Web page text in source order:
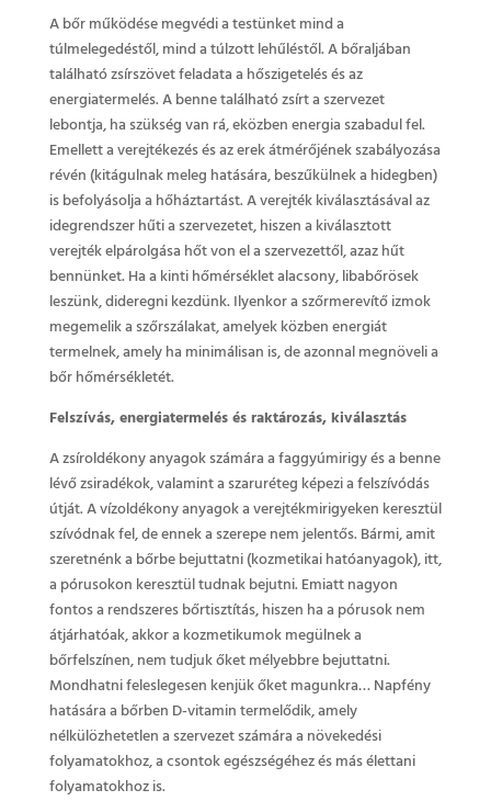
A bőr működése megvédi a testünket mind a
túlmelegedéstől, mind a túlzott lehűléstől. A bőraljában
található zsírszövet feladata a hőszigetelés és az
energiatermelés. A benne található zsírt a szervezet
lebontja, ha szükség van rá, eközben energia szabadul fel.
Emellett a verejtékezés és az erek átmérőjének szabályozása
révén (kitágulnak meleg hatására, beszűkülnek a hidegben)
is befolyásolja a hőháztartást. A verejték kiválasztásával az
idegrendszer hűti a szervezetet, hiszen a kiválasztott
verejték elpárolgása hőt von el a szervezettől, azaz hűt
bennünket. Ha a kinti hőmérséklet alacsony, libabőrösek
leszünk, dideregni kezdünk. Ilyenkor a szőrmerevítő izmok
megemelik a szőrszálakat, amelyek közben energiát
termelnek, amely ha minimálisan is, de azonnal megnöveli a
bőr hőmérsékletét.
Felszívás, energiatermelés és raktározás, kiválasztás
A zsíroldékony anyagok számára a faggyúmirigy és a benne
lévő zsiradékok, valamint a szaruréteg képezi a felszívódás
útját. A vízoldékony anyagok a verejtékmirigyeken keresztül
szívódnak fel, de ennek a szerepe nem jelentős. Bármi, amit
szeretnénk a bőrbe bejuttatni (kozmetikai hatóanyagok), itt,
a pórusokon keresztül tudnak bejutni. Emiatt nagyon
fontos a rendszeres bőrtisztítás, hiszen ha a pórusok nem
átjárhatóak, akkor a kozmetikumok megülnek a
bőrfelszínen, nem tudjuk őket mélyebbre bejuttatni.
Mondhatni feleslegesen kenjük őket magunkra… Napfény
hatására a bőrben D-vitamin termelődik, amely
nélkülözhetetlen a szervezet számára a növekedési
folyamatokhoz, a csontok egészségéhez és más élettani
folyamatokhoz is.